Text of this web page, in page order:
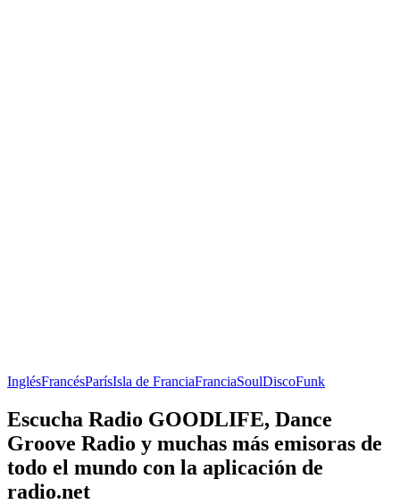
InglésFrancésParísIsla de FranciaFranciaSoulDiscoFunk
Escucha Radio GOODLIFE, Dance
Groove Radio y muchas más emisoras de
todo el mundo con la aplicación de
radio.net